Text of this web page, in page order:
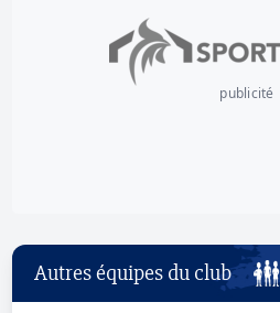
publicité
Autres équipes du club